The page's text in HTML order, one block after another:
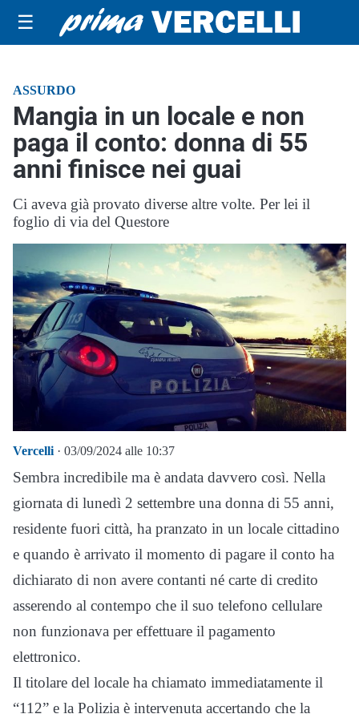
☰
ASSURDO
Mangia in un locale e non
paga il conto: donna di 55
anni finisce nei guai
Ci aveva già provato diverse altre volte. Per lei il
foglio di via del Questore
Vercelli · 03/09/2024 alle 10:37
Sembra incredibile ma è andata davvero così. Nella
giornata di lunedì 2 settembre una donna di 55 anni,
residente fuori città, ha pranzato in un locale cittadino
e quando è arrivato il momento di pagare il conto ha
dichiarato di non avere contanti né carte di credito
asserendo al contempo che il suo telefono cellulare
non funzionava per effettuare il pagamento
elettronico.
Il titolare del locale ha chiamato immediatamente il
“112” e la Polizia è intervenuta accertando che la